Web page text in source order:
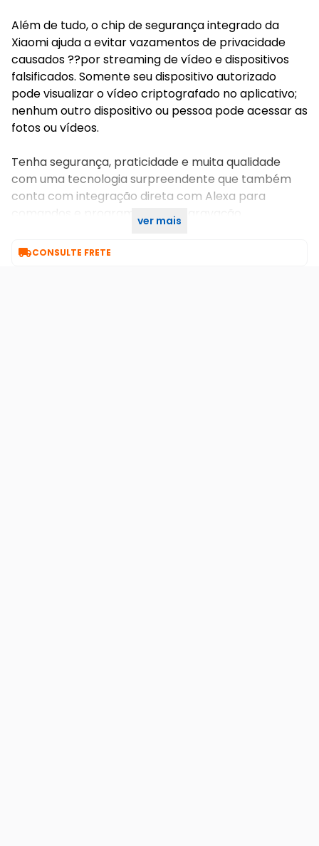
Além de tudo, o chip de segurança integrado da
Xiaomi ajuda a evitar vazamentos de privacidade
causados ??por streaming de vídeo e dispositivos
falsificados. Somente seu dispositivo autorizado
pode visualizar o vídeo criptografado no aplicativo;
nenhum outro dispositivo ou pessoa pode acessar as
fotos ou vídeos.
Tenha segurança, praticidade e muita qualidade
com uma tecnologia surpreendente que também
conta com integração direta com Alexa para
comandos e programações de gravação
ver mais
CONSULTE FRETE